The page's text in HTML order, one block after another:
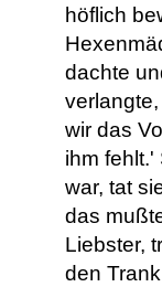
höflich
dachte
wir das
ihm fehlt.'
war, tat
das
Liebster,
den